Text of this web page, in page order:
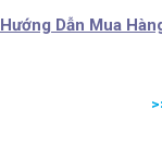
Hướng Dẫn Mua